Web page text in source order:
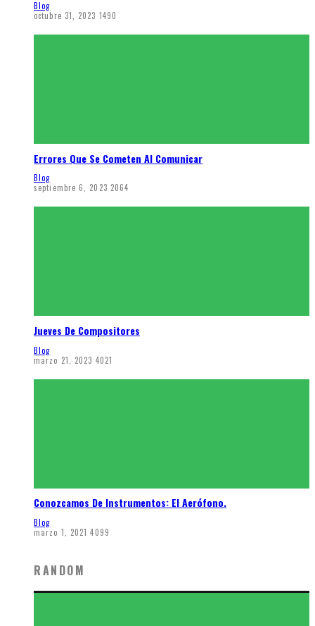
Blog
octubre 31, 2023 1490
Errores Que Se Cometen Al Comunicar
Blog
septiembre 6, 2023 2064
Jueves De Compositores
Blog
marzo 21, 2023 4021
Conozcamos De Instrumentos: El Aerófono.
Blog
marzo 1, 2021 4099
RANDOM